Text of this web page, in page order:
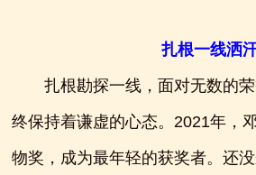
扎根一线洒
扎根勘探一线，面对无数的荣
终保持着谦虚的心态。2021年，
物奖，成为最年轻的获奖者。还